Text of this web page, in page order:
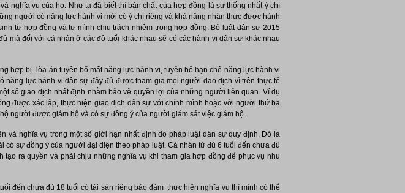
nghĩa vụ của họ. Như ta đã biết thì bản chất của hợp đồng là sự thống nhất ý chí
người có năng lực hành vi mới có ý chí riêng và khả năng nhận thức được hành
từ hợp đồng và tự mình chịu trách nhiệm trong hợp đồng. Bộ luật dân sự 2015
mà đối với cá nhân ở các độ tuổi khác nhau sẽ có các hành vi dân sự khác nhau
bị Tòa án tuyên bố mất năng lực hành vi, tuyên bố hạn chế năng lực hành vi
lực hành vi dân sự đầy đủ được tham gia mọi người dao dịch vì trên thực tế
số giao dịch nhất định nhằm bảo vệ quyền lợi của những người liên quan. Ví dụ
được xác lập, thực hiện giao dịch dân sự với chính mình hoặc với người thứ ba
người được giám hộ và có sự đồng ý của người giám sát việc giám hộ.
nghĩa vụ trong một số giới hạn nhất định do pháp luật dân sự quy định. Đó là
sự đồng ý của người đại diện theo pháp luật. Cá nhân từ đủ 6 tuổi đến chưa đủ
ra quyền và phải chịu những nghĩa vụ khi tham gia hợp đồng để phục vụ nhu
đến chưa đủ 18 tuổi có tài sản riêng bảo đảm thực hiện nghĩa vụ thì mình có thể